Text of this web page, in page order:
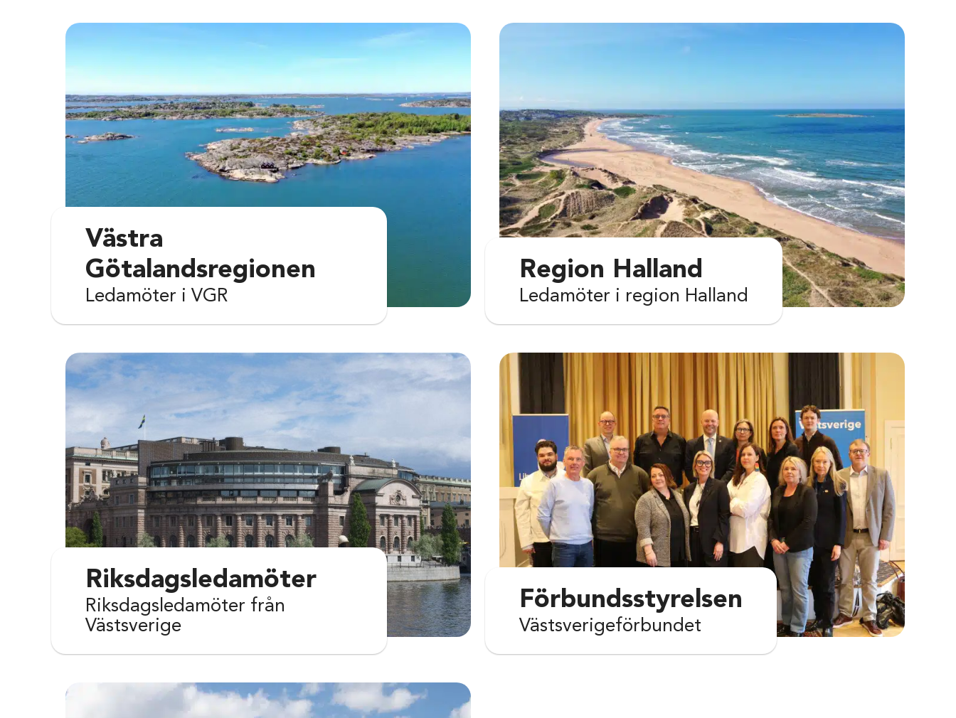
Västra
Götalandsregionen
Ledamöter i VGR
Region Halland
Ledamöter i region Halland
Riksdagsledamöter
Riksdagsledamöter från
Västsverige
Förbundsstyrelsen
Västsverigeförbundet